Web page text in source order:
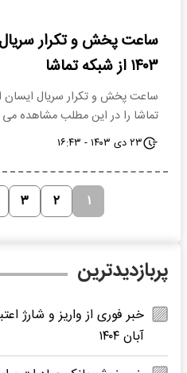
۱۴۰۳ از شبکه تماشا
تماشا را در این مطلب مشاهده می
۲۳ دی ۱۴۰۳ - ۱۶:۴۳
۱ ۲ ۳
پربازدیدترین
خبر فوری از واریز و شارژ
آبان ۱۴۰۴